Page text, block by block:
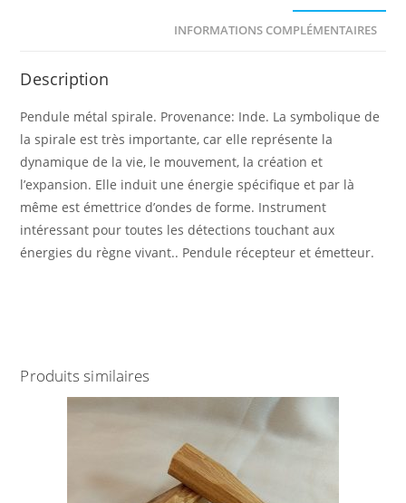
INFORMATIONS COMPLÉMENTAIRES
Description
Pendule métal spirale. Provenance: Inde. La symbolique de
la spirale est très importante, car elle représente la
dynamique de la vie, le mouvement, la création et
l’expansion. Elle induit une énergie spécifique et par là
même est émettrice d’ondes de forme. Instrument
intéressant pour toutes les détections touchant aux
énergies du règne vivant.. Pendule récepteur et émetteur.
Produits similaires